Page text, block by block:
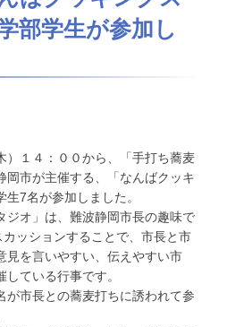
部学生が参加し
１４：００から、「手打ち蕎麦
岡市が主催する、「なんばクッキ
7名が参加しました。
オ」は、難波静岡市長の趣味で
カッションすることで、市長と市
見を言いやすい、伝えやすい市
ている行事です。
市長との蕎麦打ちに誘われて参